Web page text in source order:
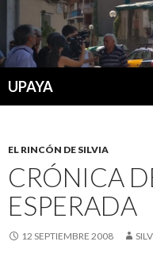
UPAYA
EL RINCÓN DE SILVIA
CRÓNICA
ESPERADA
12 SEPTIEMBRE 2008